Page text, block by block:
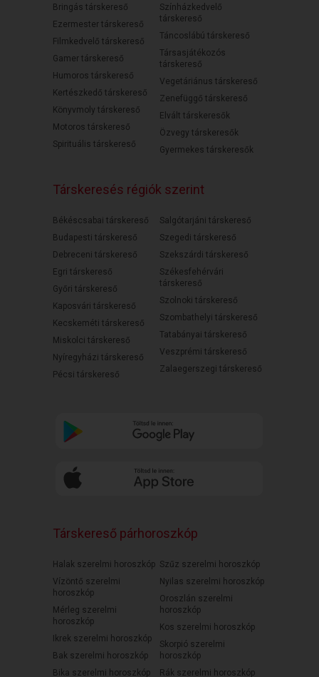
Bringás társkereső
Ezermester társkereső
Filmkedvelő társkereső
Gamer társkereső
Humoros társkereső
Kertészkedő társkereső
Könyvmoly társkereső
Motoros társkereső
Spirituális társkereső
Színházkedvelő
társkereső
Táncoslábú társkereső
Társasjátékozós
társkereső
Vegetáriánus társkereső
Zenefüggő társkereső
Elvált társkeresők
Özvegy társkeresők
Gyermekes társkeresők
Társkeresés régiók szerint
Békéscsabai társkereső
Budapesti társkereső
Debreceni társkereső
Egri társkereső
Győri társkereső
Kaposvári társkereső
Kecskeméti társkereső
Miskolci társkereső
Nyíregyházi társkereső
Pécsi társkereső
Salgótarjáni társkereső
Szegedi társkereső
Szekszárdi társkereső
Székesfehérvári
társkereső
Szolnoki társkereső
Szombathelyi társkereső
Tatabányai társkereső
Veszprémi társkereső
Zalaegerszegi társkereső
Társkereső párhoroszkóp
Halak szerelmi horoszkóp
Vízöntő szerelmi
horoszkóp
Mérleg szerelmi
horoszkóp
Ikrek szerelmi horoszkóp
Bak szerelmi horoszkóp
Bika szerelmi horoszkóp
Szűz szerelmi horoszkóp
Nyilas szerelmi horoszkóp
Oroszlán szerelmi
horoszkóp
Kos szerelmi horoszkóp
Skorpió szerelmi
horoszkóp
Rák szerelmi horoszkóp